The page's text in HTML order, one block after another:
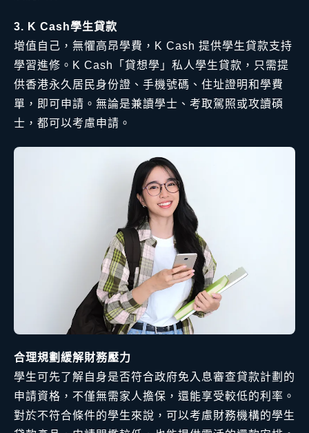
3. K Cash學生貸款
增值自己，無懼高昂學費，K Cash 提供學生貸款支持
學習進修。K Cash「貸想學」私人學生貸款，只需提
供香港永久居民身份證、手機號碼、住址證明和學費
單，即可申請。無論是兼讀學士、考取駕照或攻讀碩
士，都可以考慮申請。
合理規劃緩解財務壓力
學生可先了解自身是否符合政府免入息審查貸款計劃的
申請資格，不僅無需家人擔保，還能享受較低的利率。
對於不符合條件的學生來說，可以考慮財務機構的學生